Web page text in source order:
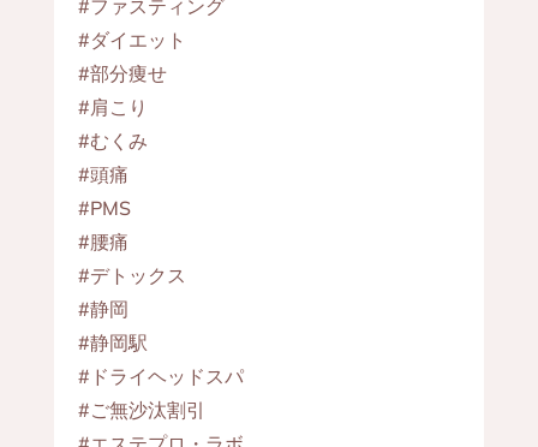
#ファスティング
#ダイエット
#部分痩せ
#肩こり
#むくみ
#頭痛
#PMS
#腰痛
#デトックス
#静岡
#静岡駅
#ドライヘッドスパ
#ご無沙汰割引